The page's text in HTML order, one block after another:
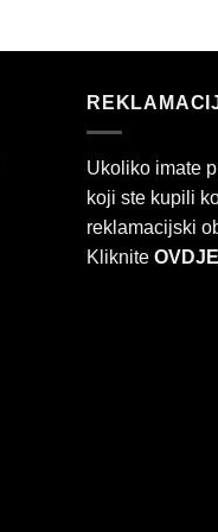
Ukoliko imate
koji ste kupili
reklamacijski
Kliknite OVDJE